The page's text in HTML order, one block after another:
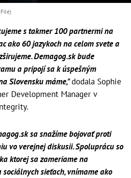
s takmer 100 partnermi na
ako 60 jazykoch na celom svete a
Demagog.sk bude
a pripojí sa k úspešným
Slovensku máme,"dodala Sophie
Development Manager v
sa snažíme bojovať proti
vo verejnej diskusii. Spoluprácu so
ktorej sa zameriame na
sieťach, vnímame ako